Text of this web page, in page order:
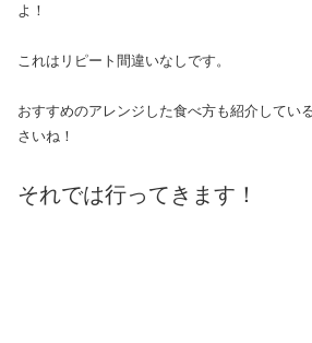
よ！
これはリピート間違いなしです。
おすすめのアレンジした食べ方も紹介してい
さいね！
それでは行ってきます！